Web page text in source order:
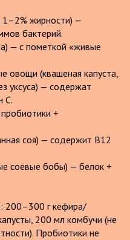
жирности) —
бактерий.
— с пометкой «живые
овощи (квашеная капуста,
уксуса) — содержат
С.
+
соя) — содержит B12
соевые бобы) — белок +
200–300 г кефира/
200 мл комбучи (не
Пробиотики не